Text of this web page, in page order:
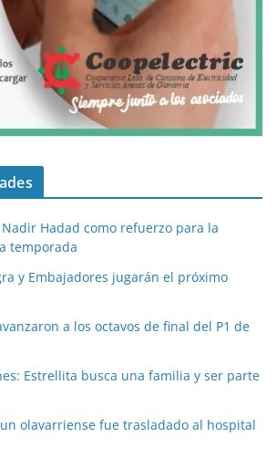
Hadad como refuerzo para la
temporada
y Embajadores jugarán el próximo
a los octavos de final del P1 de
Estrellita busca una familia y ser parte
olavarriense fue trasladado al hospital